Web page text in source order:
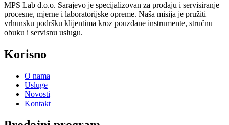
MPS Lab d.o.o. Sarajevo je specijalizovan za prodaju i servisiranje
procesne, mjerne i laboratorijske opreme. Naša misija je pružiti
vrhunsku podršku klijentima kroz pouzdane instrumente, stručnu
obuku i servisnu uslugu.
Korisno
O nama
Usluge
Novosti
Kontakt